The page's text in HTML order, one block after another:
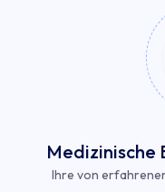
Medizinische
Ihre von